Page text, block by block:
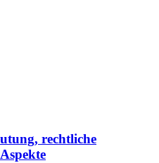
rechtliche